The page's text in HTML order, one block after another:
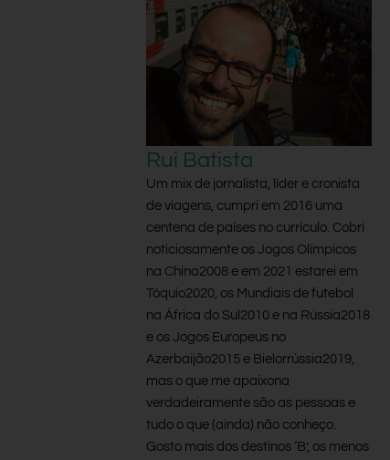
Rui Batista
Um mix de jornalista, líder e cronista
de viagens, cumpri em 2016 uma
centena de países no currículo. Cobri
noticiosamente os Jogos Olímpicos
na China2008 e em 2021 estarei em
Tóquio2020, os Mundiais de futebol
na África do Sul2010 e na Rússia2018
e os Jogos Europeus no
Azerbaijão2015 e Bielorrússia2019,
mas o que me apaixona
verdadeiramente são as pessoas e
tudo o que (ainda) não conheço.
Gosto mais dos destinos ‘B’, os menos